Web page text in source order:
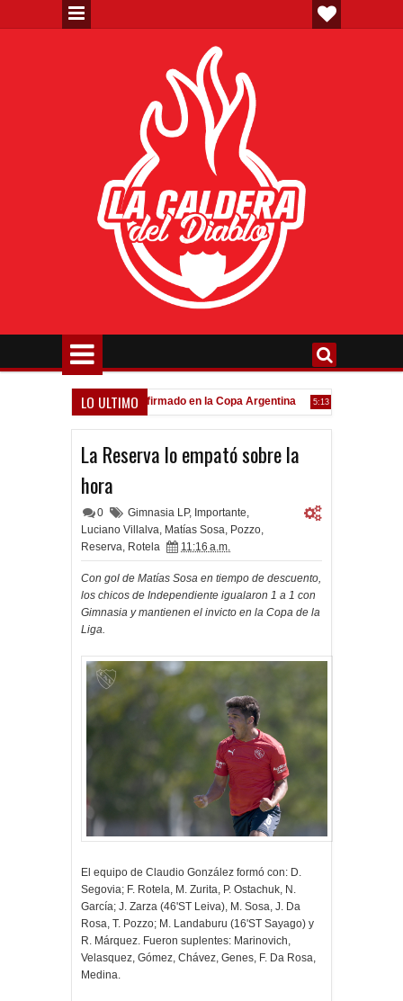
LO ULTIMO
Todo confirmado en la Copa Argentina 5:13 PM Goleada
La Reserva lo empató sobre la
hora
0 Gimnasia LP, Importante,
Luciano Villalva, Matías Sosa, Pozzo,
Reserva, Rotela 11:16 a.m.
Con gol de Matías Sosa en tiempo de descuento,
los chicos de Independiente igualaron 1 a 1 con
Gimnasia y mantienen el invicto en la Copa de la
Liga.
El equipo de Claudio González formó con: D.
Segovia; F. Rotela, M. Zurita, P. Ostachuk, N.
García; J. Zarza (46'ST Leiva), M. Sosa, J. Da
Rosa, T. Pozzo; M. Landaburu (16'ST Sayago) y
R. Márquez. Fueron suplentes: Marinovich,
Velasquez, Gómez, Chávez, Genes, F. Da Rosa,
Medina.